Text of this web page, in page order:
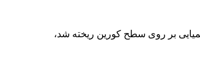
بر روی سطح کورین ریخته شد،